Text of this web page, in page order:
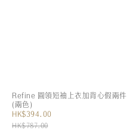
Refine 圓領短袖上衣加背心假兩件
(兩色)
HK$394.00
HK$787.00